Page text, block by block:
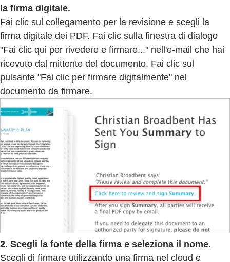
la firma digitale.
Fai clic sul collegamento per la revisione e scegli la
firma digitale dei PDF. Fai clic sulla finestra di dialogo
"Fai clic qui per rivedere e firmare..." nell'e-mail che hai
ricevuto dal mittente del documento. Fai clic sul
pulsante "Fai clic per firmare digitalmente" nel
documento da firmare.
2. Scegli la fonte della firma e seleziona il nome.
Scegli di firmare utilizzando una firma nel cloud e